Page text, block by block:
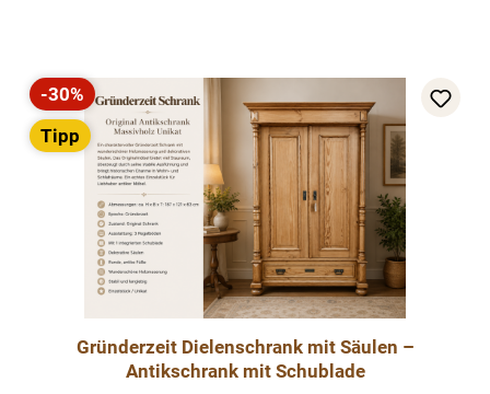
Rabatt
-30%
Tipp
Gründerzeit Dielenschrank mit Säulen –
Antikschrank mit Schublade